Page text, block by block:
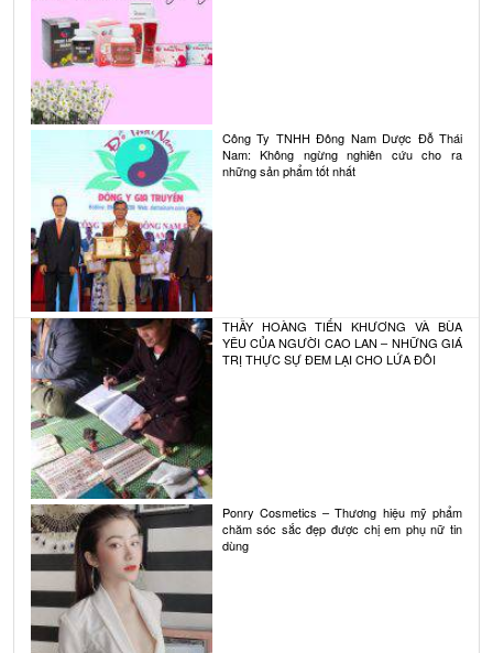
Công Ty TNHH Đông Nam Dược Đỗ Thái
Nam: Không ngừng nghiên cứu cho ra
những sản phẩm tốt nhất
THẦY HOÀNG TIẾN KHƯƠNG VÀ BÙA
YÊU CỦA NGƯỜI CAO LAN – NHỮNG GIÁ
TRỊ THỰC SỰ ĐEM LẠI CHO LỨA ĐÔI
Ponry Cosmetics – Thương hiệu mỹ phẩm
chăm sóc sắc đẹp được chị em phụ nữ tin
dùng